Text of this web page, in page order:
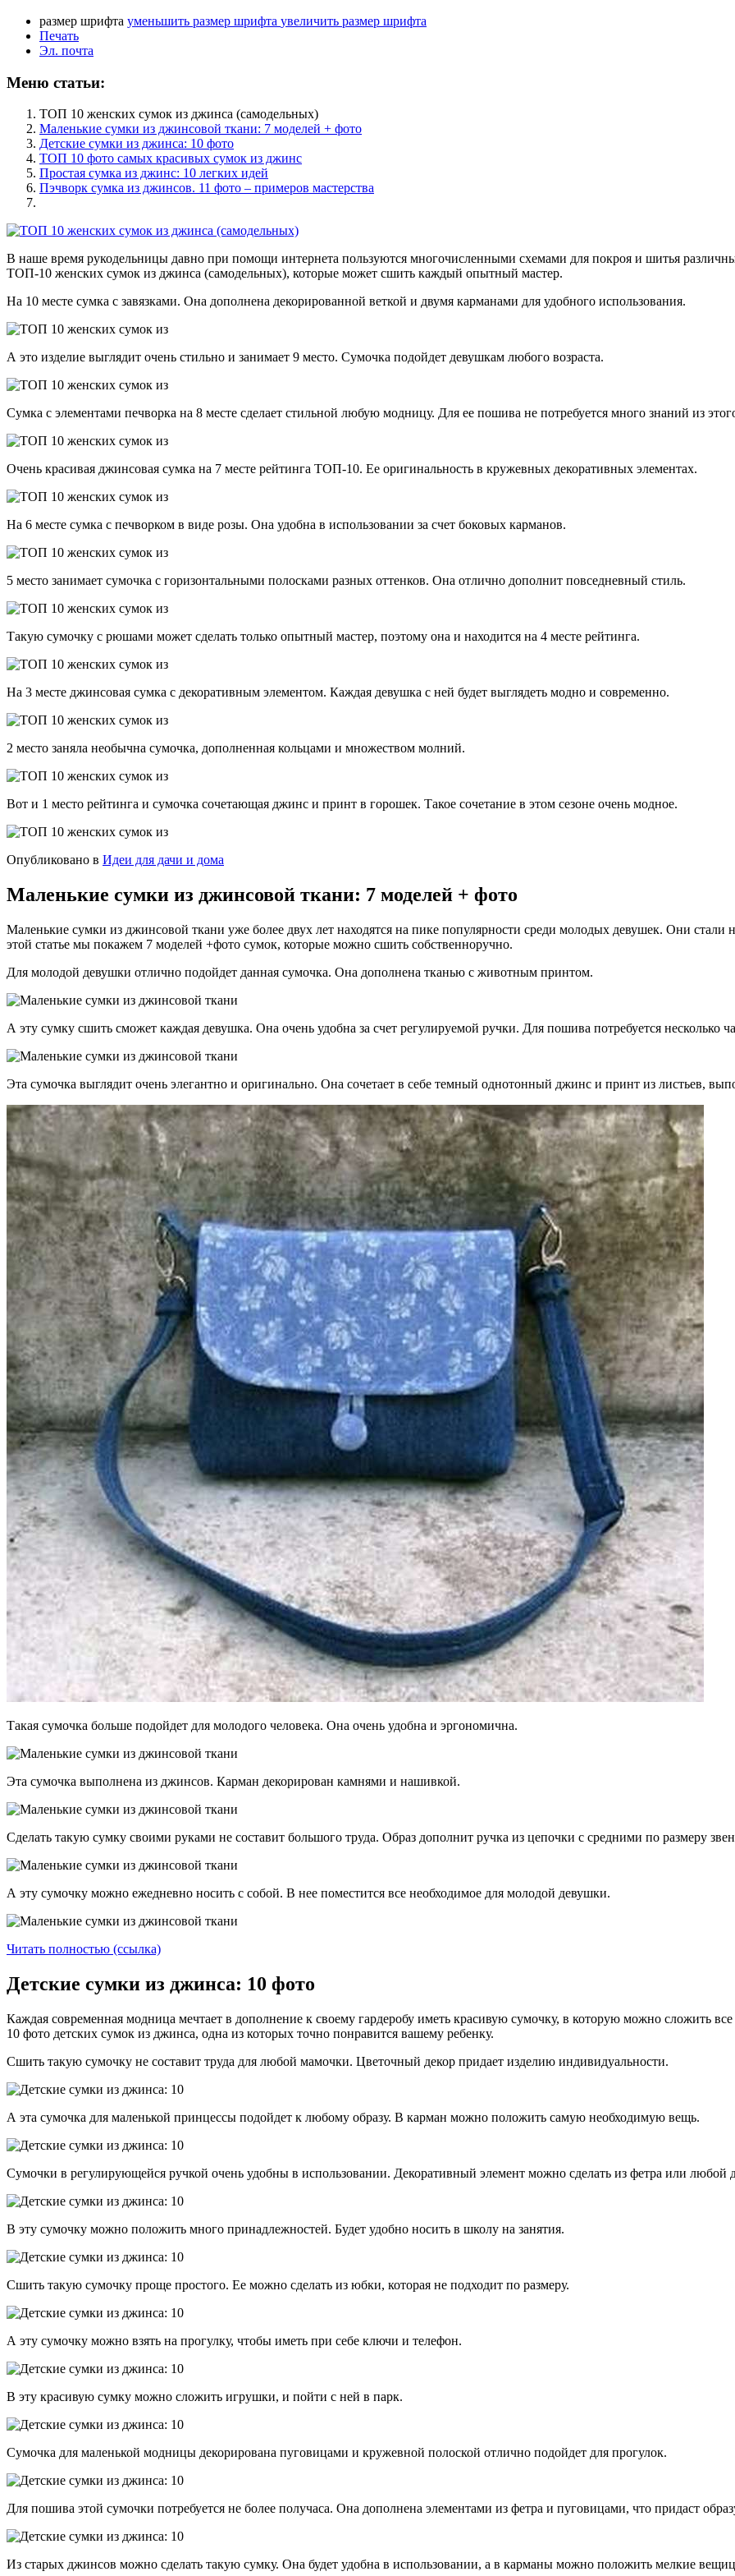
размер шрифта уменьшить размер шрифта увеличить размер шрифта
Печать
Эл. почта
Меню статьи:
ТОП 10 женских сумок из джинса (самодельных)
Маленькие сумки из джинсовой ткани: 7 моделей + фото
Детские сумки из джинса: 10 фото
ТОП 10 фото самых красивых сумок из джинс
Простая сумка из джинс: 10 легких идей
Пэчворк сумка из джинсов. 11 фото – примеров мастерства
В наше время рукодельницы давно при помощи интернета пользуются многочисленными схемами для покроя и шитья
ТОП-10 женских сумок из джинса (самодельных), которые может сшить каждый опытный мастер.
На 10 месте сумка с завязками. Она дополнена декорированной веткой и двумя карманами для удобного использования.
А это изделие выглядит очень стильно и занимает 9 место. Сумочка подойдет девушкам любого возраста.
Сумка с элементами печворка на 8 месте сделает стильной любую модницу. Для ее пошива не потребуется много знаний из
Очень красивая джинсовая сумка на 7 месте рейтинга ТОП-10. Ее оригинальность в кружевных декоративных элементах.
На 6 месте сумка с печворком в виде розы. Она удобна в использовании за счет боковых карманов.
5 место занимает сумочка с горизонтальными полосками разных оттенков. Она отлично дополнит повседневный стиль.
Такую сумочку с рюшами может сделать только опытный мастер, поэтому она и находится на 4 месте рейтинга.
На 3 месте джинсовая сумка с декоративным элементом. Каждая девушка с ней будет выглядеть модно и современно.
2 место заняла необычна сумочка, дополненная кольцами и множеством молний.
Вот и 1 место рейтинга и сумочка сочетающая джинс и принт в горошек. Такое сочетание в этом сезоне очень модное.
Опубликовано в Идеи для дачи и дома
Маленькие сумки из джинсовой ткани: 7 моделей + фото
Маленькие сумки из джинсовой ткани уже более двух лет находятся на пике популярности среди молодых девушек. Они
этой статье мы покажем 7 моделей +фото сумок, которые можно сшить собственноручно.
Для молодой девушки отлично подойдет данная сумочка. Она дополнена тканью с животным принтом.
А эту сумку сшить сможет каждая девушка. Она очень удобна за счет регулируемой ручки. Для пошива потребуется несколько
Эта сумочка выглядит очень элегантно и оригинально. Она сочетает в себе темный однотонный джинс и принт из листьев,
Такая сумочка больше подойдет для молодого человека. Она очень удобна и эргономична.
Эта сумочка выполнена из джинсов. Карман декорирован камнями и нашивкой.
Сделать такую сумку своими руками не составит большого труда. Образ дополнит ручка из цепочки с средними по размеру
А эту сумочку можно ежедневно носить с собой. В нее поместится все необходимое для молодой девушки.
Читать полностью (ссылка)
Детские сумки из джинса: 10 фото
Каждая современная модница мечтает в дополнение к своему гардеробу иметь красивую сумочку, в которую можно сложить все
10 фото детских сумок из джинса, одна из которых точно понравится вашему ребенку.
Сшить такую сумочку не составит труда для любой мамочки. Цветочный декор придает изделию индивидуальности.
А эта сумочка для маленькой принцессы подойдет к любому образу. В карман можно положить самую необходимую вещь.
Сумочки в регулирующейся ручкой очень удобны в использовании. Декоративный элемент можно сделать из фетра или любой
В эту сумочку можно положить много принадлежностей. Будет удобно носить в школу на занятия.
Сшить такую сумочку проще простого. Ее можно сделать из юбки, которая не подходит по размеру.
А эту сумочку можно взять на прогулку, чтобы иметь при себе ключи и телефон.
В эту красивую сумку можно сложить игрушки, и пойти с ней в парк.
Сумочка для маленькой модницы декорирована пуговицами и кружевной полоской отлично подойдет для прогулок.
Для пошива этой сумочки потребуется не более получаса. Она дополнена элементами из фетра и пуговицами, что придаст
Из старых джинсов можно сделать такую сумку. Она будет удобна в использовании, а в карманы можно положить мелкие